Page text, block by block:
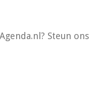
Steun ons